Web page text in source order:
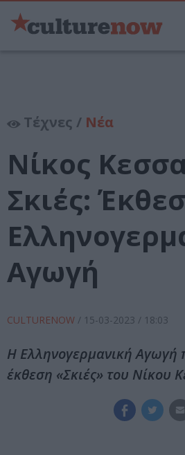
Τέχνες / Νέα
Νίκος
Σκιές:
Αγωγή
CULTURENOW / 15-03-2023 / 18:03
Η Ελληνογερμανική Αγωγή
έκθεση «Σκιές» του Νίκου